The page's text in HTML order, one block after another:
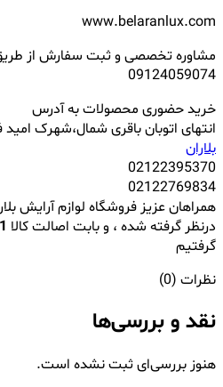
www.belaranlux.com
مشاوره تخصصی و ثبت سفارش از
09124059074
خرید حضوری محصولات به آدرس
انتهای اتوبان باقری شمال،شهرک امید
بلاران
02122395370
02122769834
همراهان عزیز فروشگاه لوازم آرایش
درنظر گرفته شده ، و بابت اصالت کالا 1 ماه
گرفتیم
نظرات (0)
نقد و بررسی‌ها
هنوز بررسی‌ای ثبت نشده است.